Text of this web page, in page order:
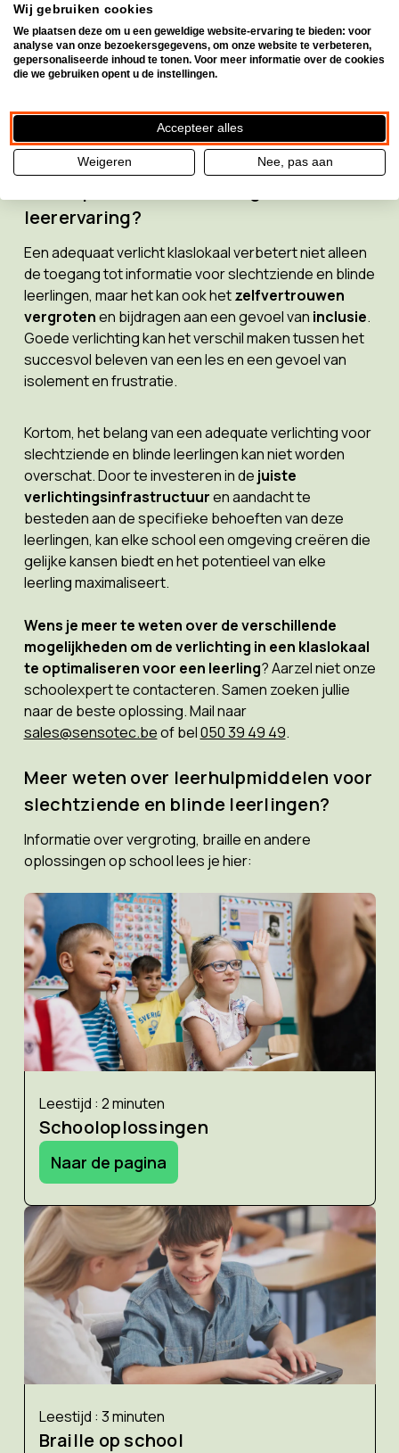
leerervaring?
Een adequaat verlicht klaslokaal verbetert niet alleen
de toegang tot informatie voor slechtziende en blinde
leerlingen, maar het kan ook hetzelfvertrouwen
vergrotenen bijdragen aan een gevoel van inclusie.
Goede verlichting kan het verschil maken tussen het
succesvol beleven van een les en een gevoel van
isolement en frustratie.
Kortom, het belang van een adequate verlichting voor
slechtziende en blinde leerlingen kan niet worden
overschat. Door te investeren in de juiste
verlichtingsinfrastructuuren aandacht te
besteden aan de specifieke behoeften van deze
leerlingen, kan elke school een omgeving creëren die
gelijke kansen biedt en het potentieel van elke
leerling maximaliseert.
Wens je meer te weten over de verschillende
mogelijkheden om de verlichting in een klaslokaal
te optimaliseren voor een leerling? Aarzel niet onze
schoolexpert te contacteren. Samen zoeken jullie
naar de beste oplossing. Mail naar
sales@sensotec.beof bel050 39 49 49.
Meer weten over leerhulpmiddelen voor
slechtziende en blinde leerlingen?
Informatie over vergroting, braille en andere
oplossingen op school lees je hier:
Leestijd : 2 minuten
Schooloplossingen
Naar de pagina
Leestijd : 3 minuten
Braille op school
Wij gebruiken cookies
We plaatsen deze om u een geweldige website-ervaring te bieden: voor
analyse van onze bezoekersgegevens, om onze website te verbeteren,
gepersonaliseerde inhoud te tonen. Voor meer informatie over de cookies
die we gebruiken opent u de instellingen.
Accepteer alles
Weigeren Nee, pas aan